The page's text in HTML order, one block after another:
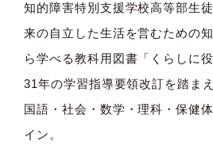
知的障害特別支援学校高等部生
来の自立した生活を営むための
ら学べる教科用図書「くらしに
31年の学習指導要領改訂を踏ま
国語・社会・数学・理科・保健
イン。